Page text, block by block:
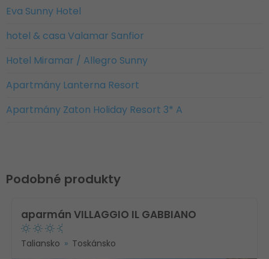
Eva Sunny Hotel
hotel & casa Valamar Sanfior
Hotel Miramar / Allegro Sunny
Apartmány Lanterna Resort
Apartmány Zaton Holiday Resort 3* A
Podobné produkty
aparmán VILLAGGIO IL GABBIANO
Taliansko Toskánsko